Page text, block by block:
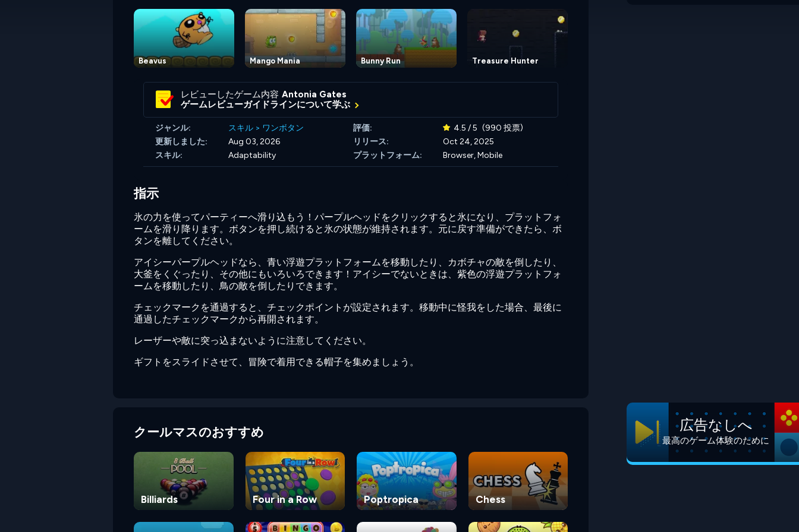
Beavus Mango Mania Bunny Run Treasure Hunter
レビューしたゲーム内容 Antonia Gates
ゲームレビューガイドラインについて学ぶ
ジャンル: スキル > ワンボタン 評価: 4.5 / 5 (990 投票)
更新しました:
Aug 03, 2026 リリース:
Oct 24, 2025
スキル:
Adaptability プラットフォーム: Browser, Mobile
指示
氷の力を使ってパーティーへ滑り込もう！パープルヘッドをクリックすると氷になり、プラットフォ
ームを滑り降ります。ボタンを押し続けると氷の状態が維持されます。元に戻す準備ができたら、ボ
タンを離してください。
アイシーパープルヘッドなら、青い浮遊プラットフォームを移動したり、カボチャの敵を倒したり、
大釜をくぐったり、その他にもいろいろできます！アイシーでないときは、紫色の浮遊プラットフォ
ームを移動したり、鳥の敵を倒したりできます。
チェックマークを通過すると、チェックポイントが設定されます。移動中に怪我をした場合、最後に
通過したチェックマークから再開されます。
レーザーや敵に突っ込まないように注意してください。
ギフトをスライドさせて、冒険で着用できる帽子を集めましょう。
クールマスのおすすめ
Billiards Four in a Row Poptropica Chess
広告なしへ
最高のゲーム体験のために